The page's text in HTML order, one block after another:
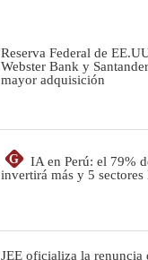
Reserva Federal de
Webster Bank y
mayor adquisición
G
IA en Perú: el 79%
invertirá más y 5 sectores
JEE oficializa la renuncia